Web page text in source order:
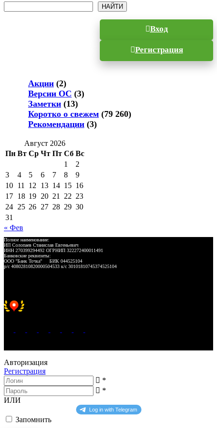
НАЙТИ
Вход
Регистрация
Акции (2)
Версии ОС (3)
Заметки (13)
Коротко о свежем (79 260)
Рекомендации (3)
Август 2026
Пн Вт Ср Чт Пт Сб Вс
1
2
3
4 5 6 7 8
9
10 11 12 13 14 15 16
17 18 19 20 21 22 23
24 25 26 27 28 29 30
31
« Фев
Полное наименование:
ИП Солопаев Станислав Евгеньевич
ИНН 270399294492 ОГРНИП 322272400011491
Банковские реквизиты:
ООО "Банк Точка" БИК 044525104
р/с 40802810820000504533 к/с 30101810745374525104
Авторизация
Регистрация
*
*
ИЛИ
Запомнить